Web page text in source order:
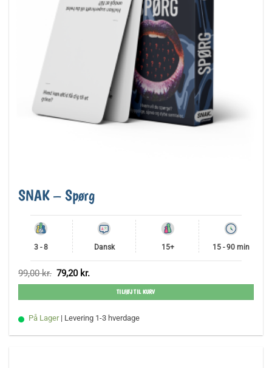
SNAK – Spørg
3 - 8 Dansk 15+ 15 - 90 min
99,00kr. Den
oprindelige
pris
99,00 kr..
79,20 kr.
aktuelle
pris
79,20 kr..
TILFØJ TIL KURV
På Lager | Levering 1-3 hverdage